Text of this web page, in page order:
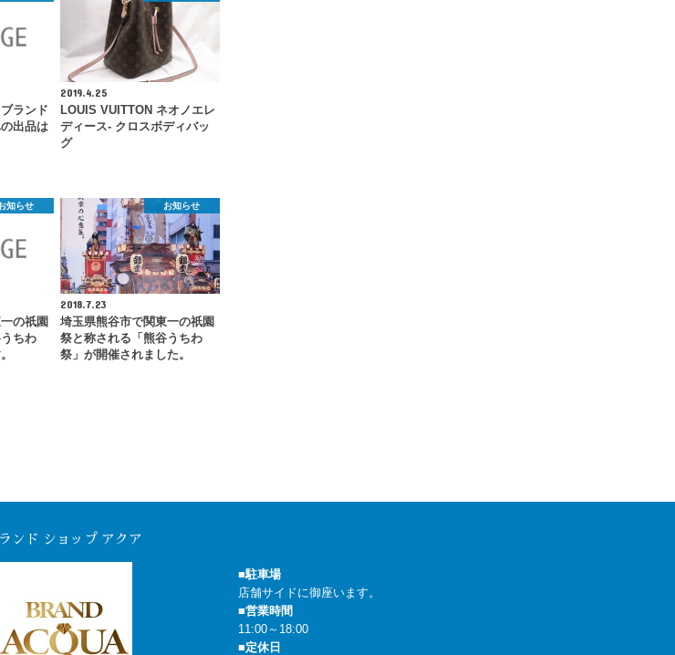
ランド
出品は
2019.4.25
LOUIS VUITTON ネオノエレ
ディース- クロスボディバッ
グ
知らせ
の祇園
ちわ
お知らせ
2018.7.23
埼玉県熊谷市で関東一の祇園
祭と称される「熊谷うちわ
祭」が開催されました。
ンド ショップ アクア
■駐車場
店舗サイドに御座います。
■営業時間
11:00～18:00
■定休日